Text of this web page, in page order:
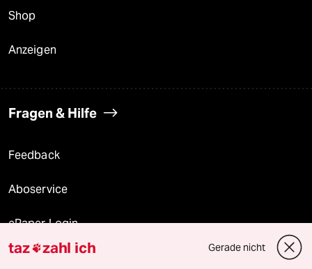
Shop
Anzeigen
Fragen & Hilfe
Feedback
Aboservice
ePaper Login
Downloads für Abonnierende
taz zahl ich Gerade nicht